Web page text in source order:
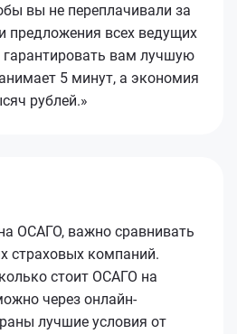
вы не переплачивали за
всех ведущих
гарантировать вам лучшую
5 минут, а экономия
рублей.»
ОСАГО, важно сравнивать
страховых компаний.
стоит ОСАГО на
через онлайн-
лучшие условия от